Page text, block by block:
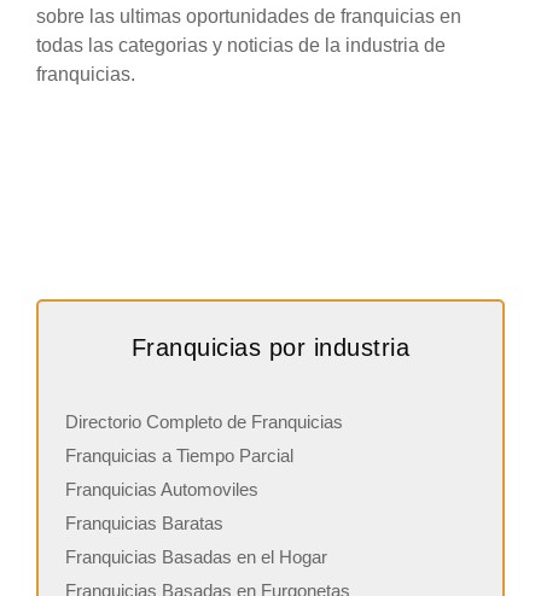
sobre las ultimas oportunidades de franquicias en
todas las categorias y noticias de la industria de
franquicias.
Franquicias por industria
Directorio Completo de Franquicias
Franquicias a Tiempo Parcial
Franquicias Automoviles
Franquicias Baratas
Franquicias Basadas en el Hogar
Franquicias Basadas en Furgonetas